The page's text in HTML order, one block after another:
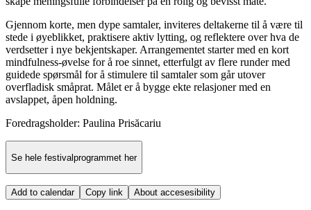
Gjennom korte, men dype samtaler, inviteres deltakerne til å være til
stede i øyeblikket, praktisere aktiv lytting, og reflektere over hva de
verdsetter i nye bekjentskaper. Arrangementet starter med en kort
mindfulness-øvelse for å roe sinnet, etterfulgt av flere runder med
guidede spørsmål for å stimulere til samtaler som går utover
overfladisk småprat. Målet er å bygge ekte relasjoner med en
avslappet, åpen holdning.
Foredragsholder: Paulina Prisăcariu
Se hele festivalprogrammet her
Add to calendar Copy link About accesesibility